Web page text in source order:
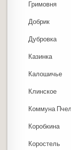
Гримовня
Добрик
Дубровка
Казинка
Калошичье
Клинское
Коммуна
Коробкина
Коростель